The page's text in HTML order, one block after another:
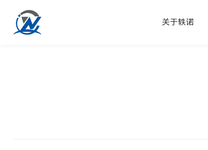
关于轶诺